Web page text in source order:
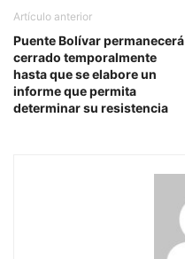
Artículo anterior
Puente Bolívar permanecerá
cerrado temporalmente
hasta que se elabore un
informe que permita
determinar su resistencia